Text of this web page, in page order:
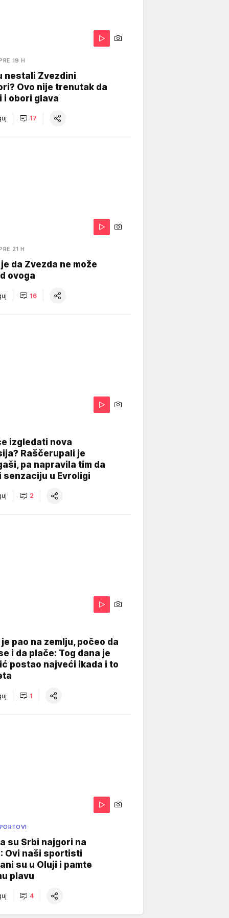
19 H
nestali Zvezdini
Ovo nije trenutak da
i obori glava
17
21 H
da Zvezda ne može
ovoga
16
izgledati nova
Raščerupali je
pa napravila tim da
senzaciju u Evroligi
2
je pao na zemlju, počeo da
i da plače: Tog dana je
postao najveći ikada i to
1
su Srbi najgori na
Ovi naši sportisti
su u Oluji i pamte
plavu
4